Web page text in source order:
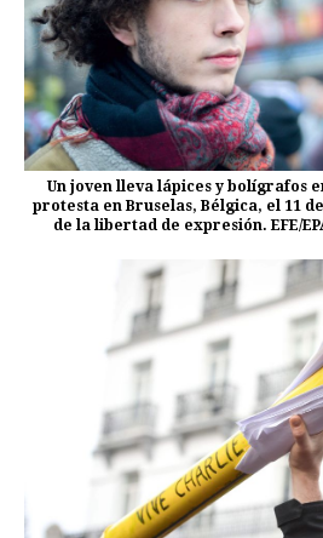
Un joven lleva lápices y bolígrafos
protesta en Bruselas, Bélgica, el 11
de la libertad de expresión. EFE/